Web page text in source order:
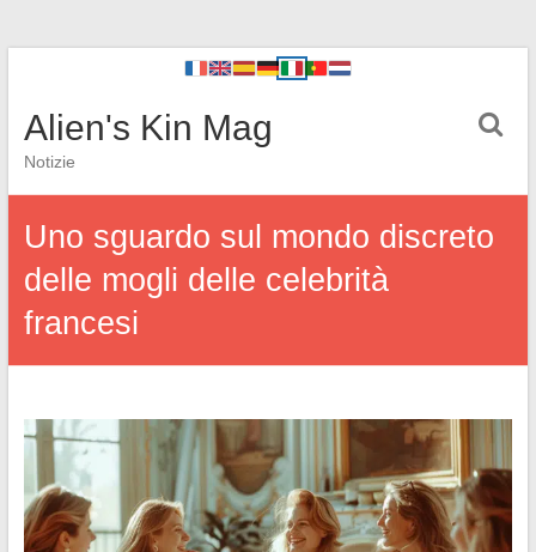
Alien's Kin Mag
Notizie
Uno sguardo sul mondo discreto
delle mogli delle celebrità
francesi